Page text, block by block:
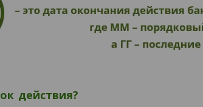
действия?